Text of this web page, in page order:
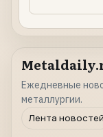
Ежедневные
металлургии.
Лента новостей